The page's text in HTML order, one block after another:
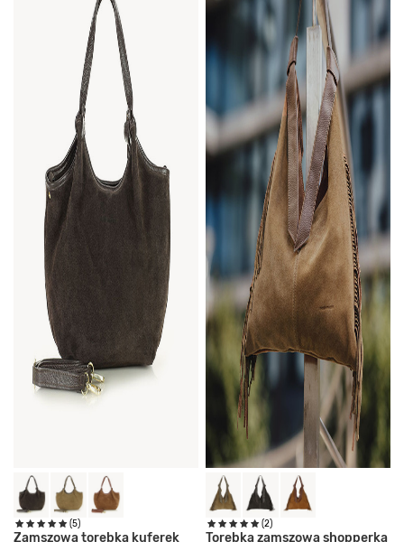
(5)
Zamszowa torebka kuferek
(2)
Torebka zamszowa shopperka